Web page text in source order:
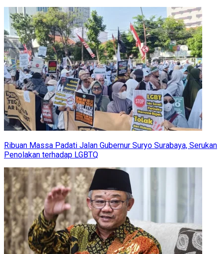
Ribuan Massa Padati Jalan Gubernur Suryo Surabaya, Serukan
Penolakan terhadap LGBTQ